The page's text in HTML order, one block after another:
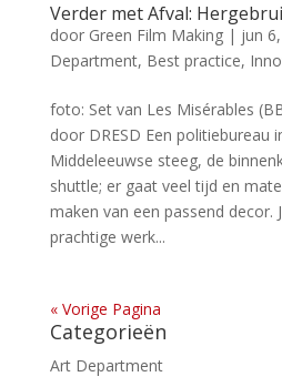
Verder met Afval:
door Green Film Making| jun
Department, Best practice,
foto: Set van Les Misérables
door DRESD Een politiebureau
Middeleeuwse steeg, de
shuttle; er gaat veel tijd en
maken van een passend decor.
prachtige werk...
« Vorige Pagina
Categorieën
Art Department